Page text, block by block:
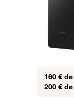
160 €
200 €